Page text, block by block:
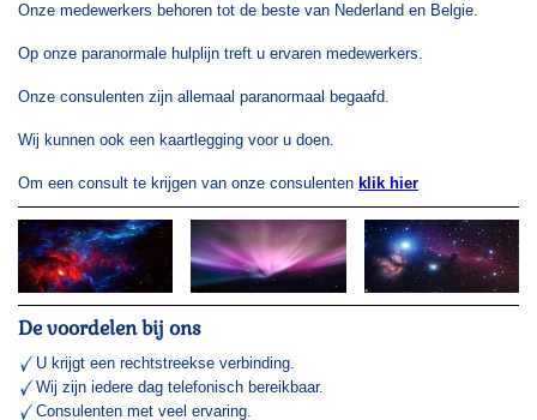
Onze medewerkers behoren tot de beste van Nederland en Belgie.
Op onze paranormale hulplijn treft u ervaren medewerkers.
Onze consulenten zijn allemaal paranormaal begaafd.
Wij kunnen ook een kaartlegging voor u doen.
Om een consult te krijgen van onze consulenten klik hier
De voordelen bij ons
U krijgt een rechtstreekse verbinding.
Wij zijn iedere dag telefonisch bereikbaar.
Consulenten met veel ervaring.